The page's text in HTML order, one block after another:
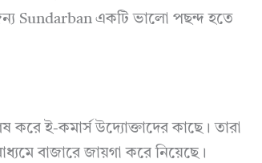
জন্য Sundarban একটি ভালো পছন্দ হতে
ই-কমার্স উদ্যোক্তাদের কাছে। তারা
বাজারে জায়গা করে নিয়েছে।